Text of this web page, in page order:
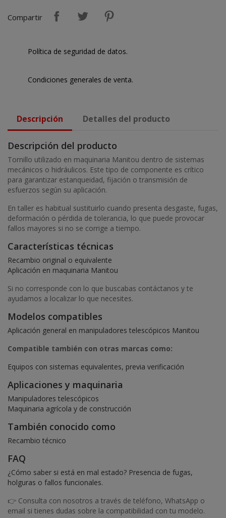
Compartir
Política de seguridad de datos.
Condiciones generales de venta.
Descripción Detalles del producto
Descripción del producto
Tornillo utilizado en maquinaria Manitou dentro de sistemas
mecánicos o hidráulicos. Este tipo de componente es crítico
para garantizar estanqueidad, fijación o transmisión de
esfuerzos según su aplicación.
En taller es habitual sustituirlo cuando presenta desgaste, fugas,
deformación o pérdida de tolerancia, lo que puede provocar
fallos mayores si no se corrige a tiempo.
Características técnicas
Recambio original o equivalente
Aplicación en maquinaria Manitou
Si no corresponde con lo que buscabas contáctanos y te
ayudamos a localizar lo que necesites.
Modelos compatibles
Aplicación general en manipuladores telescópicos Manitou
Compatible también con otras marcas como:
Equipos con sistemas equivalentes, previa verificación
Aplicaciones y maquinaria
Manipuladores telescópicos
Maquinaria agrícola y de construcción
También conocido como
Recambio técnico
FAQ
¿Cómo saber si está en mal estado? Presencia de fugas,
holguras o fallos funcionales.
👉 Consulta con nosotros a través de teléfono, WhatsApp o
email si tienes dudas sobre la compatibilidad con tu modelo.